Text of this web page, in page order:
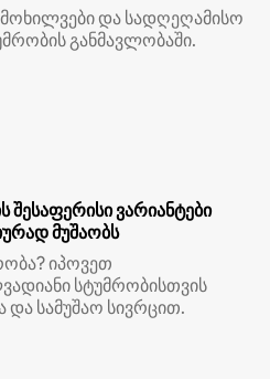
და სადღეღამისო
განმავლობაში.
შესაფერისი ვარიანტები
მუშაობს
იპოვეთ
სტუმრობისთვის
და სამუშაო სივრცით.